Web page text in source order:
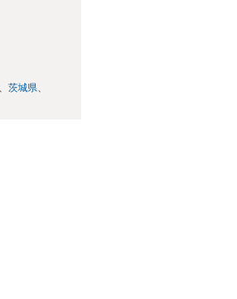
茨城県